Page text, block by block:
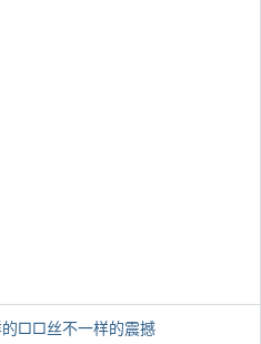
□□丝不一样的震撼